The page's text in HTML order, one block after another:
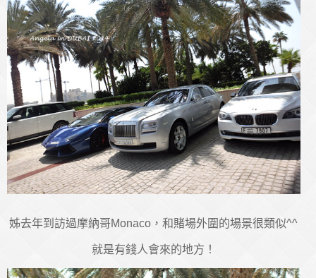
姊去年到訪過摩納哥Monaco，和賭場外圍的場景很類似^^
就是有錢人會來的地方！